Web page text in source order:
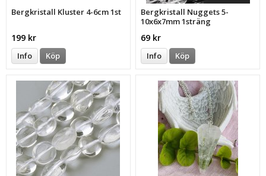
Bergkristall Kluster 4-6cm 1st
199 kr
Info Köp
Bergkristall Nuggets 5-
10x6x7mm 1sträng
69 kr
Info Köp